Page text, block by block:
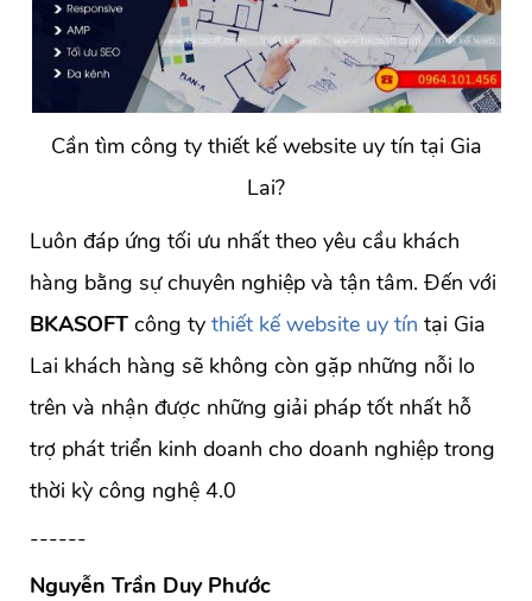
Cần tìm công ty thiết kế website uy tín tại Gia
Lai?
Luôn đáp ứng tối ưu nhất theo yêu cầu khách
hàng bằng sự chuyên nghiệp và tận tâm. Đến với
BKASOFT công ty thiết kế website uy tín tại Gia
Lai khách hàng sẽ không còn gặp những nỗi lo
trên và nhận được những giải pháp tốt nhất hỗ
trợ phát triển kinh doanh cho doanh nghiệp trong
thời kỳ công nghệ 4.0
------
Nguyễn Trần Duy Phước